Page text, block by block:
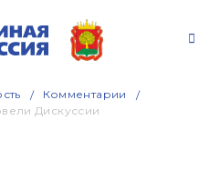
Комментарии
Дискуссии